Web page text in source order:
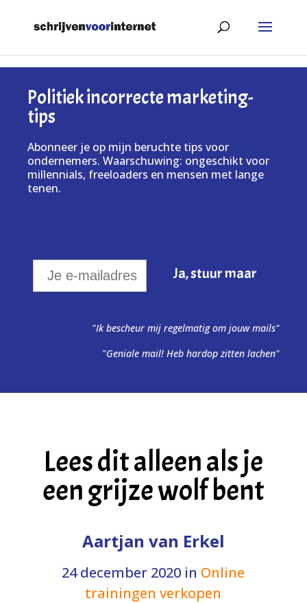
Politiek incorrecte marketing-
tips
Abonneer je op mijn beruchte tips voor
ondernemers. Waarschuwing: ongeschikt voor
millennials, freeloaders en mensen met lange
tenen.
"Ik bescheur mij regelmatig om jouw mails"
"Geniale mail! Heb hardop zitten lachen"
Lees dit alleen als je
een grijze wolf bent
Aartjan van Erkel
24 december 2020 in Online
trainingen verkopen